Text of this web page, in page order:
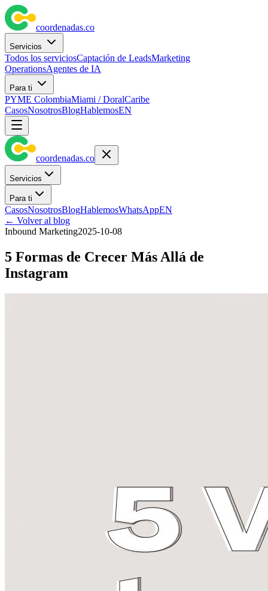
coordenadas.co
Servicios
Todos los serviciosCaptación de LeadsMarketing
OperationsAgentes de IA
Para ti
PYME ColombiaMiami / DoralCaribe
CasosNosotrosBlogHablemosEN
coordenadas.co
Servicios
Para ti
CasosNosotrosBlogHablemosWhatsAppEN
← Volver al blog
Inbound Marketing2025-10-08
5 Formas de Crecer Más Allá de
Instagram